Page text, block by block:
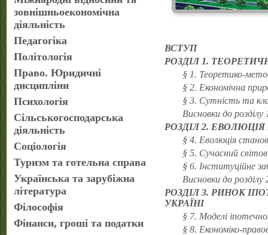
зовнішньоекономічна
діяльність
Педагогіка
Політологія
Право. Юридичні
дисципліни
Психологія
Сільськогосподарська
діяльність
Соціологія
Туризм та готельна справа
Українська та зарубіжна
література
Філософія
Фінанси, гроші та податки
ВСТУП
РОЗДІЛ 1.
§ 1. Теоретико-
§ 2. Економічна
§ 3. Сутність та
Висновки до розділу
РОЗДІЛ 2.
§ 4. Еволюція
§ 5. Сучасний
§ 6. Інституційне
Висновки до розділу
РОЗДІЛ 3. РИНОК
УКРАЇНІ
§ 7. Моделі
§ 8. Економіко-